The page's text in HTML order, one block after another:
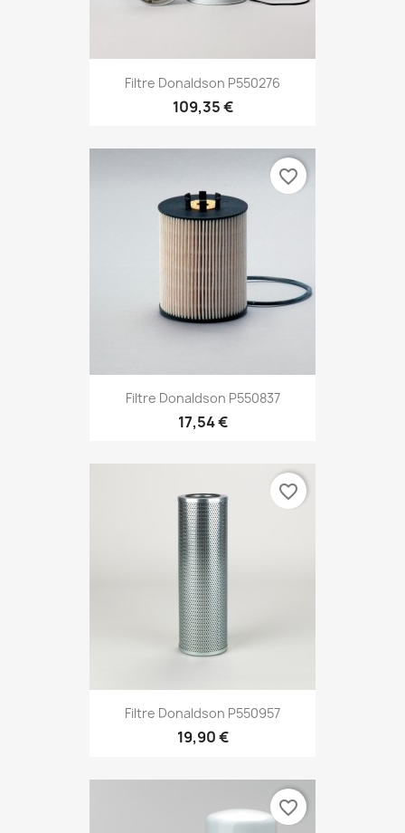
Filtre Donaldson P550276
109,35 €
Filtre Donaldson P550837
17,54 €
favorite_border
Filtre Donaldson P550957
19,90 €
favorite_border
favorite_border